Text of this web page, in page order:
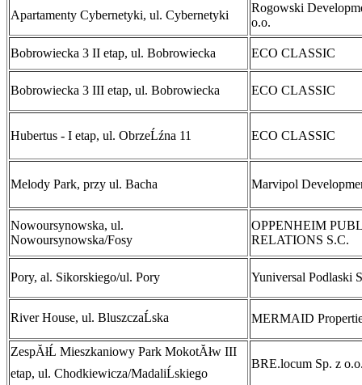
Apartamenty Cybernetyki, ul. Cybernetyki
Rogowski
o.o.
Bobrowiecka 3 II etap, ul. Bobrowiecka ECO CLASSIC
Bobrowiecka 3 III etap, ul. Bobrowiecka ECO CLASSIC
Hubertus - I etap, ul. ObrzeĹźna 11 ECO CLASSIC
Melody Park, przy ul. Bacha Marvipol
Nowoursynowska, ul.
Nowoursynowska/Fosy
OPPENHEIM
RELATIONS S.C.
Pory, al. Sikorskiego/ul. Pory Yuniversal Podlaski
River House, ul. BluszczaĹska MERMAID
ZespĂłĹ Mieszkaniowy Park MokotĂłw III
etap, ul. Chodkiewicza/MadaliĹskiego
BRE.locum Sp. z